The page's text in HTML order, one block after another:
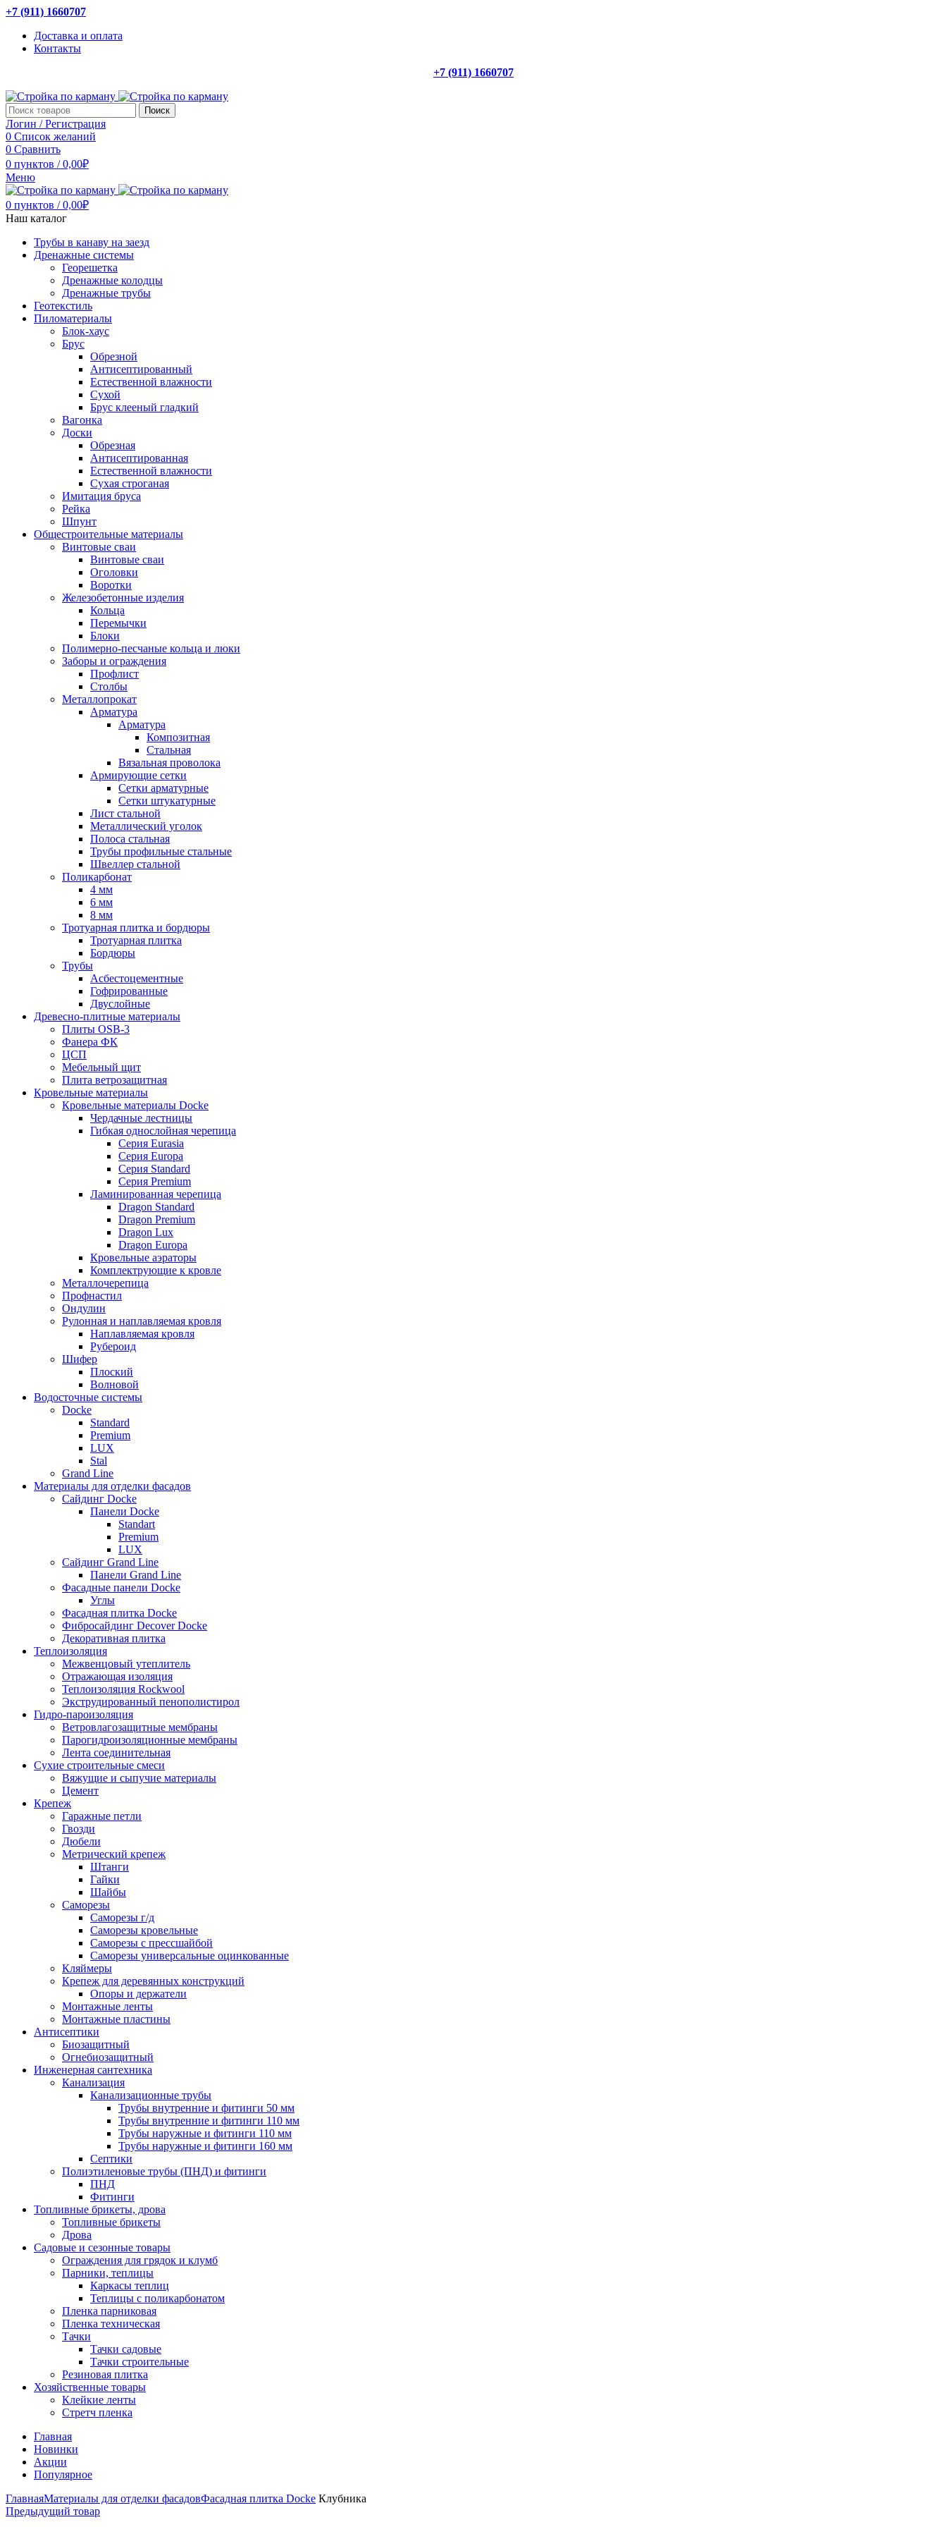
+7 (911) 1660707
Доставка и оплата
Контакты
+7 (911) 1660707
Поиск
Логин / Регистрация
0 Список желаний
0 Сравнить
0 пунктов / 0,00₽
Меню
0 пунктов / 0,00₽
Наш каталог
Трубы в канаву на заезд
Дренажные системы
Георешетка
Дренажные колодцы
Дренажные трубы
Геотекстиль
Пиломатериалы
Блок-хаус
Брус
Обрезной
Антисептированный
Естественной влажности
Сухой
Брус клееный гладкий
Вагонка
Доски
Обрезная
Антисептированная
Естественной влажности
Сухая строганая
Имитация бруса
Рейка
Шпунт
Общестроительные материалы
Винтовые сваи
Винтовые сваи
Оголовки
Воротки
Железобетонные изделия
Кольца
Перемычки
Блоки
Полимерно-песчаные кольца и люки
Заборы и ограждения
Профлист
Столбы
Металлопрокат
Арматура
Арматура
Композитная
Стальная
Вязальная проволока
Армирующие сетки
Сетки арматурные
Сетки штукатурные
Лист стальной
Металлический уголок
Полоса стальная
Трубы профильные стальные
Швеллер стальной
Поликарбонат
4 мм
6 мм
8 мм
Тротуарная плитка и бордюры
Тротуарная плитка
Бордюры
Трубы
Асбестоцементные
Гофрированные
Двуслойные
Древесно-плитные материалы
Плиты OSB-3
Фанера ФК
ЦСП
Мебельный щит
Плита ветрозащитная
Кровельные материалы
Кровельные материалы Docke
Чердачные лестницы
Гибкая однослойная черепица
Серия Eurasia
Серия Europa
Серия Standard
Серия Premium
Ламинированная черепица
Dragon Standard
Dragon Premium
Dragon Lux
Dragon Europa
Кровельные аэраторы
Комплектрующие к кровле
Металлочерепица
Профнастил
Ондулин
Рулонная и наплавляемая кровля
Наплавляемая кровля
Рубероид
Шифер
Плоский
Волновой
Водосточные системы
Docke
Standard
Premium
LUX
Stal
Grand Line
Материалы для отделки фасадов
Сайдинг Docke
Панели Docke
Standart
Premium
LUX
Сайдинг Grand Line
Панели Grand Line
Фасадные панели Docke
Углы
Фасадная плитка Docke
Фибросайдинг Decover Docke
Декоративная плитка
Теплоизоляция
Межвенцовый утеплитель
Отражающая изоляция
Теплоизоляция Rockwool
Экструдированный пенополистирол
Гидро-пароизоляция
Ветровлагозащитные мембраны
Парогидроизоляционные мембраны
Лента соединительная
Сухие строительные смеси
Вяжущие и сыпучие материалы
Цемент
Крепеж
Гаражные петли
Гвозди
Дюбели
Метрический крепеж
Штанги
Гайки
Шайбы
Саморезы
Саморезы г/д
Саморезы кровельные
Саморезы с прессшайбой
Саморезы универсальные оцинкованные
Кляймеры
Крепеж для деревянных конструкций
Опоры и держатели
Монтажные ленты
Монтажные пластины
Антисептики
Биозащитный
Огнебиозащитный
Инженерная сантехника
Канализация
Канализационные трубы
Трубы внутренние и фитинги 50 мм
Трубы внутренние и фитинги 110 мм
Трубы наружные и фитинги 110 мм
Трубы наружные и фитинги 160 мм
Септики
Полиэтиленовые трубы (ПНД) и фитинги
ПНД
Фитинги
Топливные брикеты, дрова
Топливные брикеты
Дрова
Садовые и сезонные товары
Ограждения для грядок и клумб
Парники, теплицы
Каркасы теплиц
Теплицы с поликарбонатом
Пленка парниковая
Пленка техническая
Тачки
Тачки садовые
Тачки строительные
Резиновая плитка
Хозяйственные товары
Клейкие ленты
Стретч пленка
Главная
Новинки
Акции
Популярное
ГлавнаяМатериалы для отделки фасадовФасадная плитка Docke Клубника
Предыдущий товар